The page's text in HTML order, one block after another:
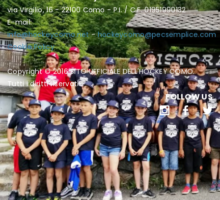
via Virgilio, 16 - 22100 Como - P.I. / C.F. 01951990132
E-mail:
info@hockeycomo.net-hockeycomo@pecsemplice.com
Cookie Policy
Copyright © 2016 SITO UFFICIALE DELL'HOCKEY COMO.
Tutti i diritti riservati.
FOLLOW US